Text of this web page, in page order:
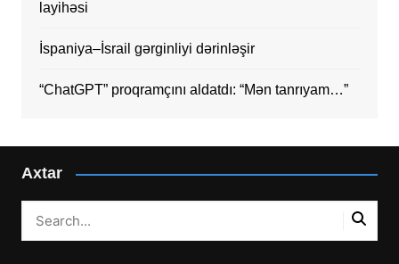
layihəsi
İspaniya–İsrail gərginliyi dərinləşir
“ChatGPT” proqramçını aldatdı: “Mən tanrıyam…”
Axtar